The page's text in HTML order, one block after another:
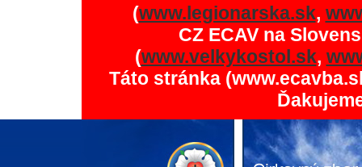
(www.legionarska.sk,
CZ ECAV na
(www.velkykostol.sk,
Táto stránka